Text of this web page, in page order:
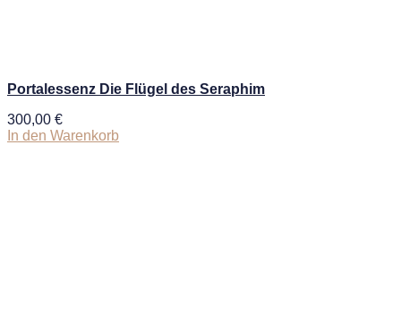
Portalessenz Die Flügel des Seraphim
300,00 €
In den Warenkorb